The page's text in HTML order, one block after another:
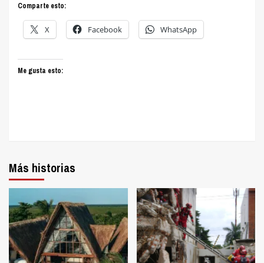
Comparte esto:
X Facebook WhatsApp
Me gusta esto:
Más historias